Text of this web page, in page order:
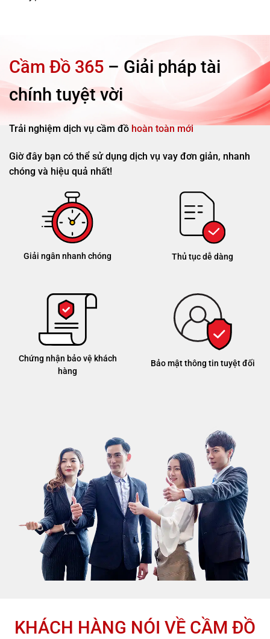
Cầm Đồ 365 – Giải pháp tài
chính tuyệt vời
Trải nghiệm dịch vụ cầm đồ hoàn toàn mới
Giờ đây bạn có thể sử dụng dịch vụ vay đơn giản, nhanh
chóng và hiệu quả nhất!
Giải ngân nhanh chóng Thủ tục dễ dàng
Chứng nhận bảo vệ khách
hàng
Bảo mật thông tin tuyệt đối
KHÁCH HÀNG NÓI VỀ CẦM ĐỒ